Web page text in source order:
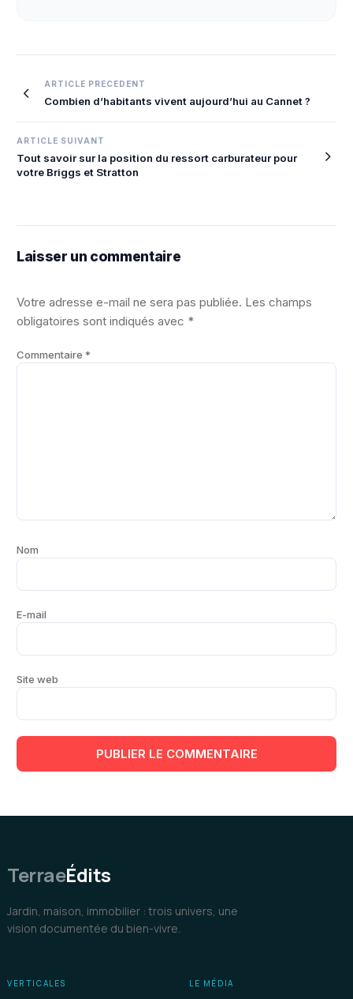
Navigation
ARTICLE PRECEDENT
Combien d’habitants vivent aujourd’hui au Cannet ?
ARTICLE SUIVANT
Tout savoir sur la position du ressort carburateur pour
votre Briggs et Stratton
Laisser un commentaire
Votre adresse e-mail ne sera pas publiée. Les champs
obligatoires sont indiqués avec *
Commentaire *
Nom
E-mail
Site web
TerraeÉdits
Jardin, maison, immobilier : trois univers, une
vision documentée du bien-vivre.
VERTICALES LE MÉDIA